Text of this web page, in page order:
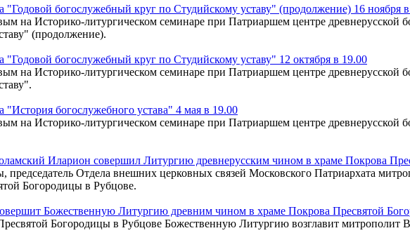
богослужебный круг по Студийскому уставу" (продолжение) 16 ноября
на Историко-литургическом семинаре при Патриаршем центре древнерусской
(продолжение).
богослужебный круг по Студийскому уставу" 12 октября в 19.00
на Историко-литургическом семинаре при Патриаршем центре древнерусской
богослужебного устава" 4 мая в 19.00
на Историко-литургическом семинаре при Патриаршем центре древнерусской
Иларион совершил Литургию древнерусским чином в храме Покрова
председатель Отдела внешних церковных связей Московского Патриархата
Богородицы в Рубцове.
Божественную Литургию древним чином в храме Покрова Пресвятой
Богородицы в Рубцове Божественную Литургию возглавит митрополит